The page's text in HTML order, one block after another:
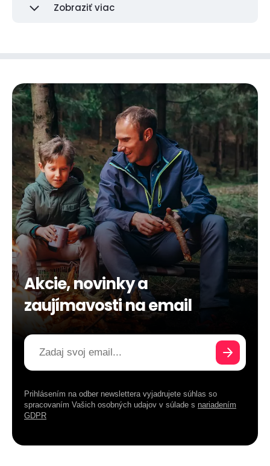
Zobraziť viac
Akcie, novinky a
zaujímavosti na email
Prihlásením na odber newslettera vyjadrujete súhlas so
spracovaním Vašich osobných udajov v súlade s nariadením
GDPR